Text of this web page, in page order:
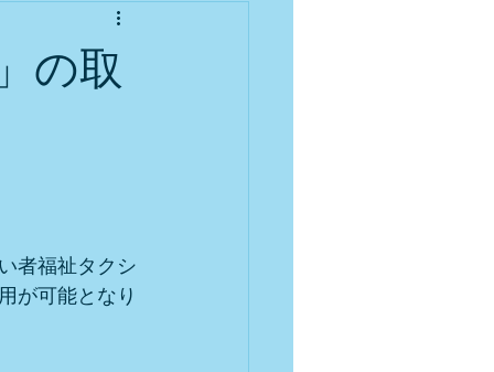
の取
者福祉タクシ
が可能となり